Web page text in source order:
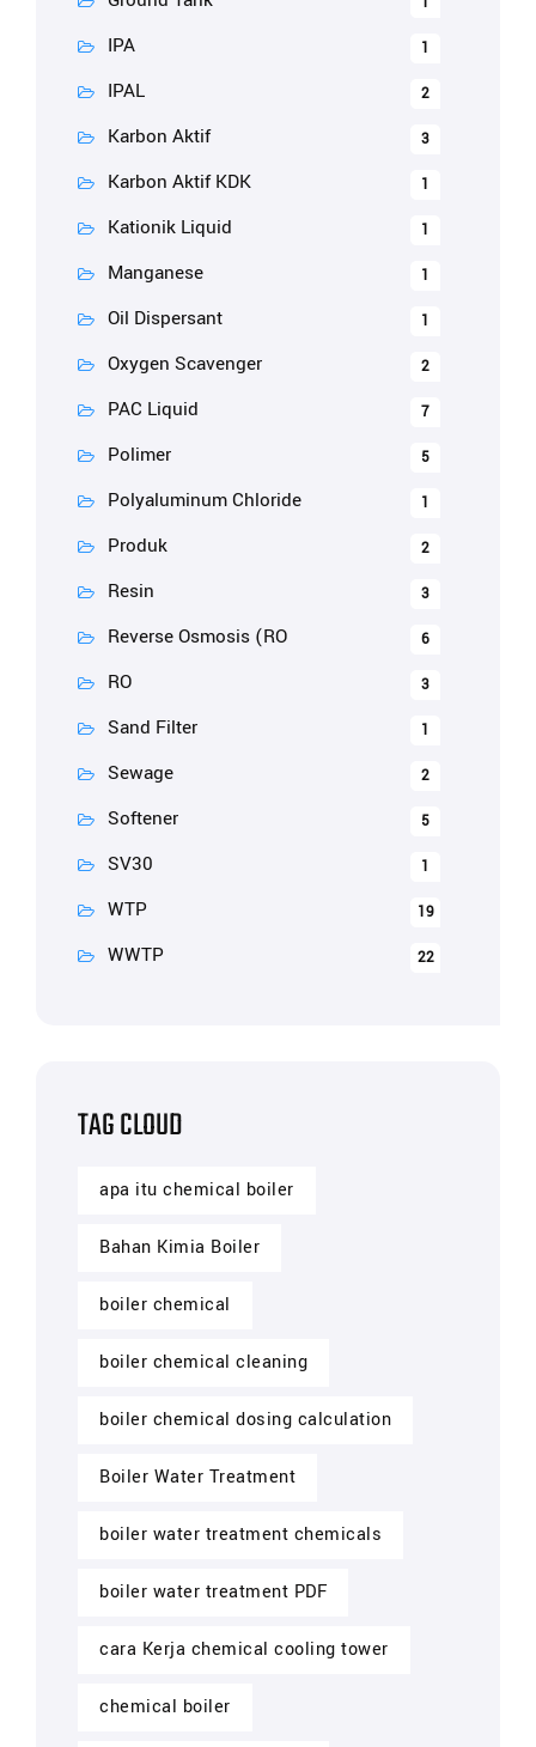
IPA 1
IPAL 2
Karbon Aktif 3
Karbon Aktif KDK 1
Kationik Liquid 1
Manganese 1
Oil Dispersant 1
Oxygen Scavenger 2
PAC Liquid 7
Polimer 5
Polyaluminum Chloride 1
Produk 2
Resin 3
Reverse Osmosis (RO 6
RO 3
Sand Filter 1
Sewage 2
Softener 5
SV30 1
WTP 19
WWTP 22
TAG CLOUD
apa itu chemical boiler
Bahan Kimia Boiler
boiler chemical
boiler chemical cleaning
boiler chemical dosing calculation
Boiler Water Treatment
boiler water treatment chemicals
boiler water treatment PDF
cara Kerja chemical cooling tower
chemical boiler